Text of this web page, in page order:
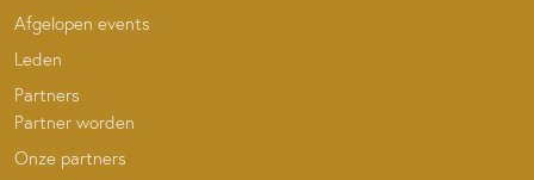
Afgelopen events
Leden
Partners
Partner worden
Onze partners